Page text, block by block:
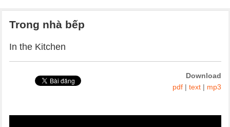
Trong nhà bếp
In the Kitchen
Download
pdf| text| mp3